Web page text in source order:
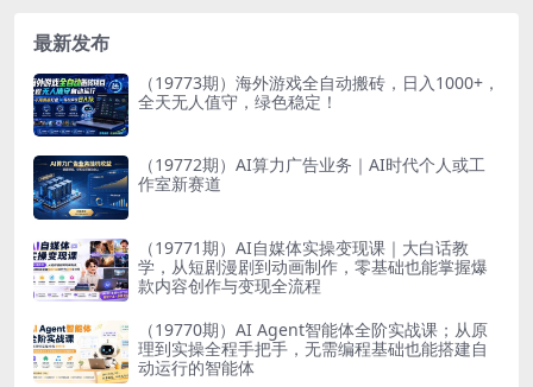
最新发布
（19773期）海外游戏全自动搬砖，日入1000+，
全天无人值守，绿色稳定！
（19772期）AI算力广告业务｜AI时代个人或工
作室新赛道
（19771期）AI自媒体实操变现课｜大白话教
学，从短剧漫剧到动画制作，零基础也能掌握爆
款内容创作与变现全流程
（19770期）AI Agent智能体全阶实战课；从原
理到实操全程手把手，无需编程基础也能搭建自
动运行的智能体